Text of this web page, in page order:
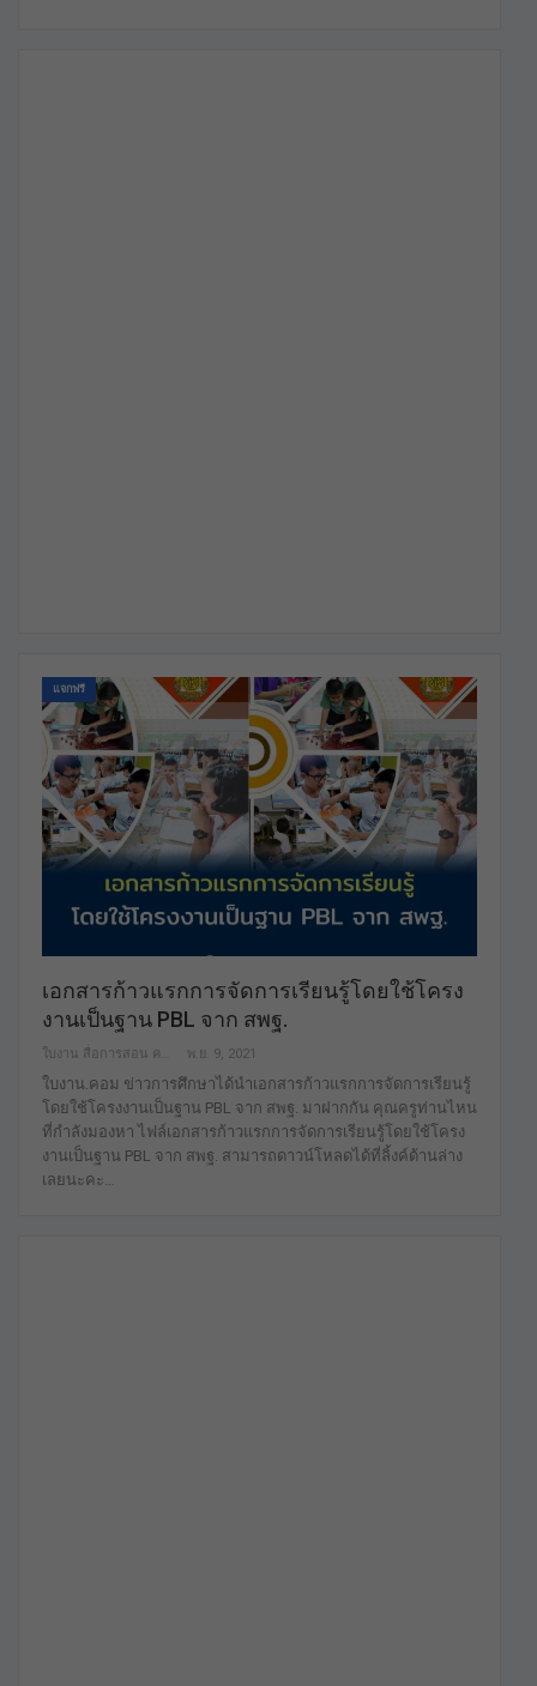
แจกฟรี
เอกสารก้าวแรกการจัดการเรียนรู้โดยใช้โครง
งานเป็นฐาน PBL จาก สพฐ.
พ.ย. 9, 2021
ใบงาน.คอม ข่าวการศึกษาได้นำเอกสารก้าวแรกการจัดการเรียนรู้
โดยใช้โครงงานเป็นฐาน PBL จาก สพฐ. มาฝากกัน คุณครูท่านไหน
ที่กำลังมองหา ไฟล์เอกสารก้าวแรกการจัดการเรียนรู้โดยใช้โครง
งานเป็นฐาน PBL จาก สพฐ. สามารถดาวน์โหลดได้ที่ลิ้งค์ด้านล่าง
เลยนะคะ…